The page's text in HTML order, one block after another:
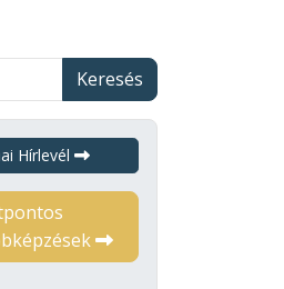
Keresés
Hírlevél